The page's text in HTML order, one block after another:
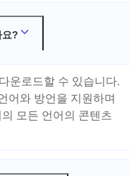
요?
운로드할 수 있습니다.
어와 방언을 지원하며
모든 언어의 콘텐츠